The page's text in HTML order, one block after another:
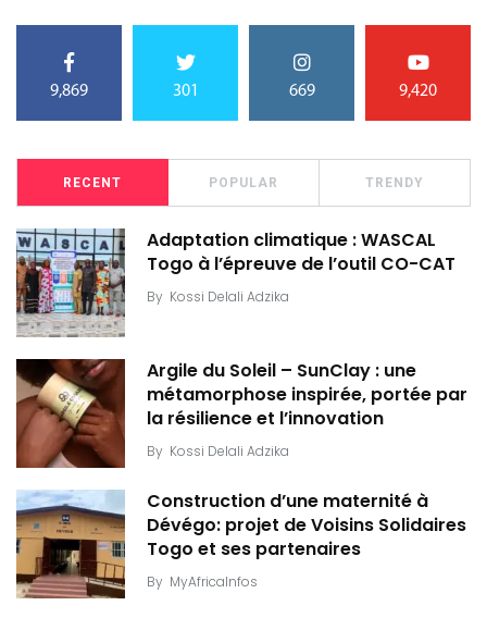
9,869 301 669 9,420
RECENT POPULAR TRENDY
Adaptation climatique : WASCAL
Togo à l’épreuve de l’outil CO-CAT
By Kossi Delali Adzika
Argile du Soleil – SunClay : une
métamorphose inspirée, portée par
la résilience et l’innovation
By Kossi Delali Adzika
Construction d’une maternité à
Dévégo: projet de Voisins Solidaires
Togo et ses partenaires
By MyAfricaInfos